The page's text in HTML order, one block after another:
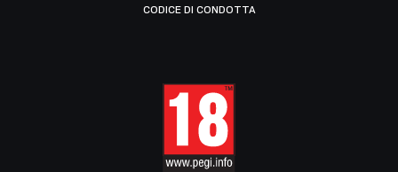
CODICE DI CONDOTTA